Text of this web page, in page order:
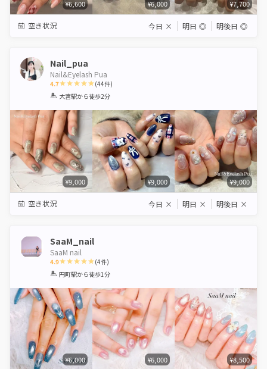
¥6,600 ¥6,000 ¥7,700
空き状況 今日 × 明日 ◎ 明後日 ◎
Nail_pua
Nail&Eyelash Pua
4.7
1 2 3 4 5
(44件)
大宮駅から徒歩2分
¥9,000 ¥9,000 ¥9,000
空き状況 今日 × 明日 × 明後日 ×
SaaM_nail
SaaM nail
4.9
1 2 3 4 5
(4件)
円町駅から徒歩1分
¥6,000 ¥6,000 ¥8,500